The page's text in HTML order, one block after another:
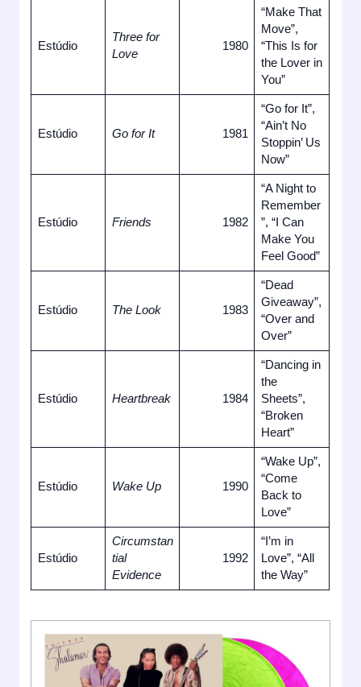
Estúdio
Three for
Love
1980
“Make That
Move”,
“This Is for
the Lover in
You”
Estúdio Go for It 1981
“Go for It”,
“Ain’t No
Stoppin’ Us
Now”
Estúdio Friends 1982
“A Night to
Remember
”, “I Can
Make You
Feel Good”
Estúdio The Look 1983
“Dead
Giveaway”,
“Over and
Over”
Estúdio Heartbreak 1984
“Dancing in
the
Sheets”,
“Broken
Heart”
Estúdio Wake Up 1990
“Wake Up”,
“Come
Back to
Love”
Estúdio
Circumstan
tial
Evidence
1992
“I’m in
Love”, “All
the Way”